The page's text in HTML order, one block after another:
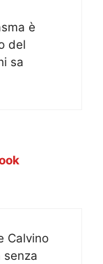
è
del
sa
Calvino
senza